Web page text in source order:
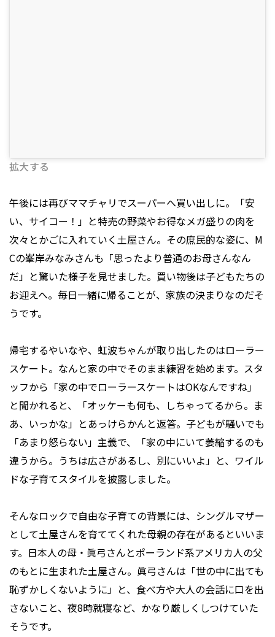
拡大する
午後には再びママチャリでスーパーへ買い出しに。「安
い、サイコー！」と特売の野菜やお得なメガ盛りの肉を
次々とかごに入れていく土屋さん。その庶民的な姿に、M
Cの峯岸みなみさんも「思ったより普通のお母さんなん
だ」と驚いた様子を見せました。買い物後は子どもたちの
お迎えへ。毎日一緒に帰ることが、家族の決まりなのだそ
うです。
帰宅するやいなや、虹波ちゃんが取り出したのはローラー
スケート。なんと家の中でそのまま練習を始めます。スタ
ッフから「家の中でローラースケートはOKなんですね」
と聞かれると、「オッケーも何も、しちゃってるから。ま
あ、いっかな」とあっけらかんと返答。子どもが騒いでも
「あまり怒らない」主義で、「家の中にいて萎縮するのも
違うから。うちは広さがあるし、別にいいよ」と、ワイル
ドな子育てスタイルを披露しました。
そんなロックで自由な子育ての背景には、シングルマザー
として土屋さんを育ててくれた母親の存在があるといいま
す。日本人の母・眞弓さんとポーランド系アメリカ人の父
のもとに生まれた土屋さん。眞弓さんは「世の中に出ても
恥ずかしくないように」と、食べ方や大人の会話に口を出
さないこと、夜8時就寝など、かなり厳しくしつけていた
そうです。